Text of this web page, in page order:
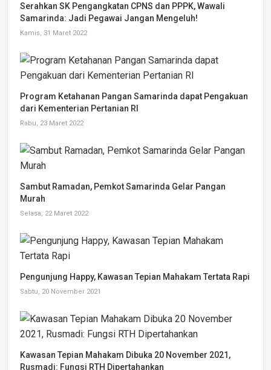
Serahkan SK Pengangkatan CPNS dan PPPK, Wawali
Samarinda: Jadi Pegawai Jangan Mengeluh!
Kamis, 31 Maret 2022
Program Ketahanan Pangan Samarinda dapat Pengakuan
dari Kementerian Pertanian RI
Rabu, 23 Maret 2022
Sambut Ramadan, Pemkot Samarinda Gelar Pangan
Murah
Selasa, 22 Maret 2022
Pengunjung Happy, Kawasan Tepian Mahakam Tertata Rapi
Sabtu, 20 November 2021
Kawasan Tepian Mahakam Dibuka 20 November 2021,
Rusmadi: Fungsi RTH Dipertahankan